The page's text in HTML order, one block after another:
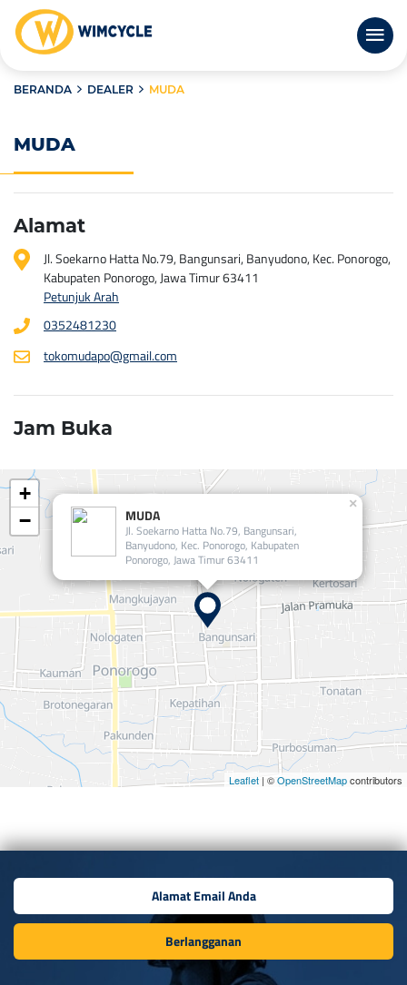
BERANDA DEALER MUDA
MUDA
Alamat
Jl. Soekarno Hatta No.79, Bangunsari, Banyudono, Kec. Ponorogo,
Kabupaten Ponorogo, Jawa Timur 63411
Petunjuk Arah
0352481230
tokomudapo@gmail.com
Jam Buka
MUDA
Jl. Soekarno Hatta No.79, Bangunsari,
Banyudono, Kec. Ponorogo, Kabupaten
Ponorogo, Jawa Timur 63411
×
+
−
Leaflet | ©OpenStreetMapcontributors
Berlangganan